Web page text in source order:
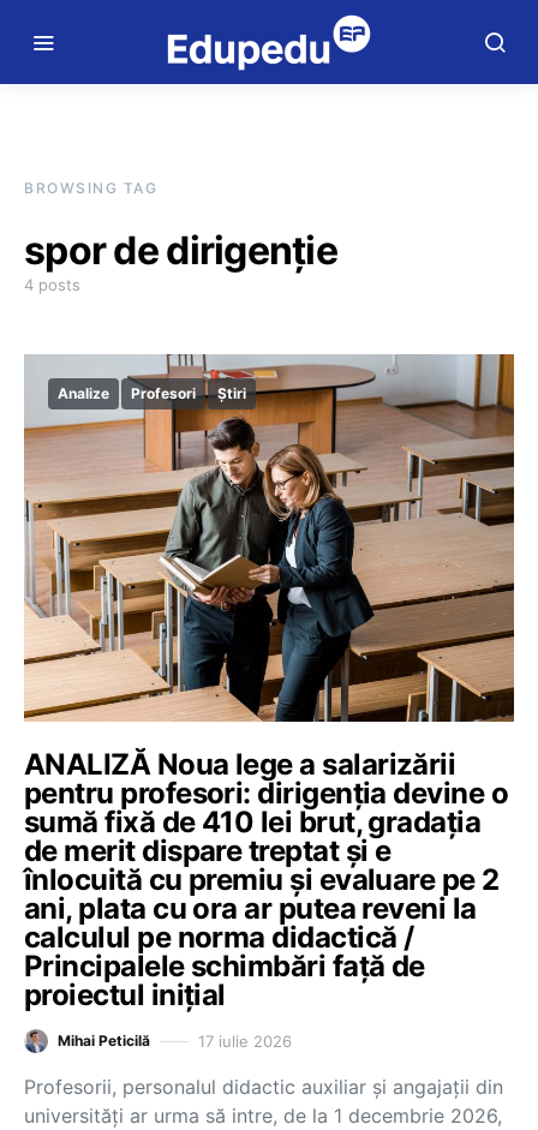
BROWSING TAG
spor de dirigenție
4 posts
Analize Profesori Știri
ANALIZĂ Noua lege a salarizării
pentru profesori: dirigenția devine o
sumă fixă de 410 lei brut, gradația
de merit dispare treptat și e
înlocuită cu premiu și evaluare pe 2
ani, plata cu ora ar putea reveni la
calculul pe norma didactică /
Principalele schimbări față de
proiectul inițial
Mihai Peticilă 17 iulie 2026
Profesorii, personalul didactic auxiliar și angajații din
universități ar urma să intre, de la 1 decembrie 2026,